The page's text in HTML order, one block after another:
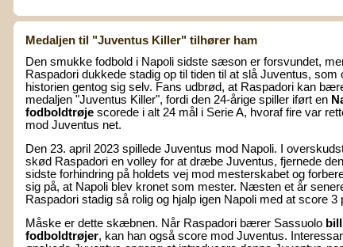
Medaljen til "Juventus Killer" tilhører ham
Den smukke fodbold i Napoli sidste sæson er forsvundet,
Raspadori dukkede stadig op til tiden til at slå Juventus, som
historien gentog sig selv. Fans udbrød, at Raspadori kan
medaljen "Juventus Killer", fordi den 24-årige spiller iført en
fodboldtrøje scorede i alt 24 mål i Serie A, hvoraf fire var
mod Juventus net.
Den 23. april 2023 spillede Juventus mod Napoli. I
skød Raspadori en volley for at dræbe Juventus, fjernede den
sidste forhindring på holdets vej mod mesterskabet og
sig på, at Napoli blev kronet som mester. Næsten et år
Raspadori stadig så rolig og hjalp igen Napoli med at score 3
Måske er dette skæbnen. Når Raspadori bærer Sassuolo
fodboldtrøjer, kan han også score mod Juventus.